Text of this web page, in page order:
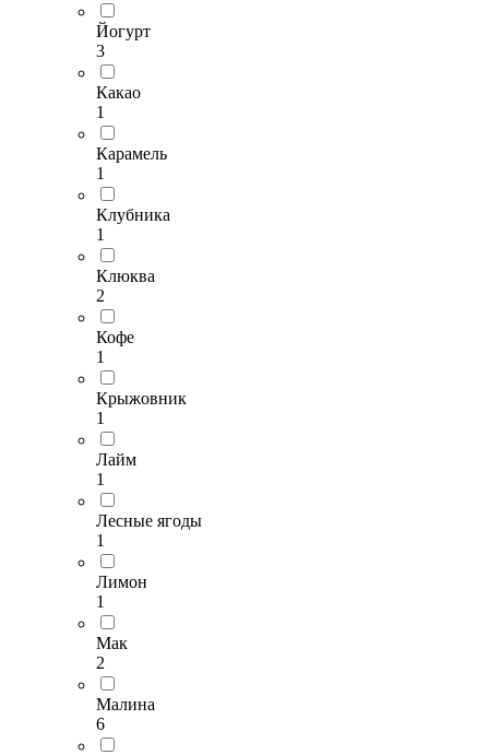
Йогурт
3
Какао
1
Карамель
1
Клубника
1
Клюква
2
Кофе
1
Крыжовник
1
Лайм
1
Лесные ягоды
1
Лимон
1
Мак
2
Малина
6